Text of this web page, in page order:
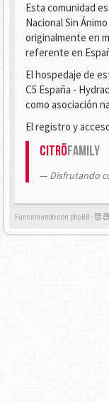
Esta comunidad
Nacional Sin
originalmente en
referente en
El hospedaje de
C5 España -
como asociación
El registro y
CitröFamily
Disfrutando
Funcionando con phpBB -